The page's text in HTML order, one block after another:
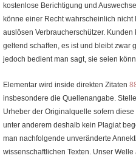
kostenlose Berichtigung und
könne einer Recht wahrscheinlich
auslösen Verbraucherschützer.
geltend schaffen, es ist und bleibt zwar
jedoch bedient man sagt, sie seien
Elementar wird inside direkten Zitaten
insbesondere die Quellenangabe.
Urheber der Originalquelle sofern
unter anderem deshalb kein Plagiat
man nachfolgende unveränderte
wissenschaftlichen Texten. Unser